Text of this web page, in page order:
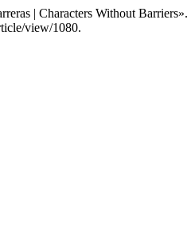
| Characters Without Barriers».
view/1080.